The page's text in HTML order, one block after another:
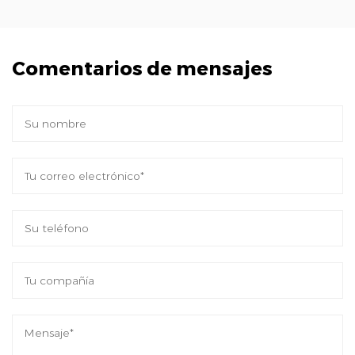
Beneficios:
ofrece una miríada de beneficios para
incluyendo:
robusta e ingeniería precisa, nuestros
igual, reduciendo el riesgo de tiempos de
Mejora del rendimiento: al garantizar
Comentarios de mensajes